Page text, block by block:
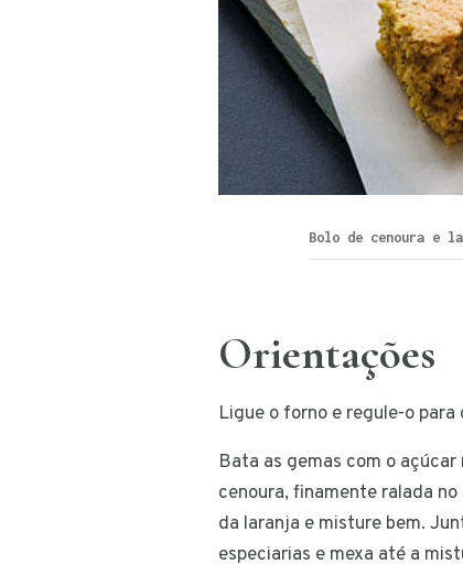
Bolo de cenoura e
Orientações
Ligue o forno e regule-o para
Bata as gemas com o
cenoura, finamente ralada
da laranja e misture bem.
especiarias e mexa até a